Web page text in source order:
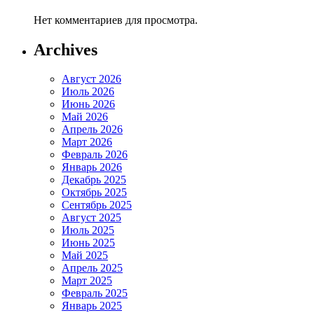
Нет комментариев для просмотра.
Archives
Август 2026
Июль 2026
Июнь 2026
Май 2026
Апрель 2026
Март 2026
Февраль 2026
Январь 2026
Декабрь 2025
Октябрь 2025
Сентябрь 2025
Август 2025
Июль 2025
Июнь 2025
Май 2025
Апрель 2025
Март 2025
Февраль 2025
Январь 2025